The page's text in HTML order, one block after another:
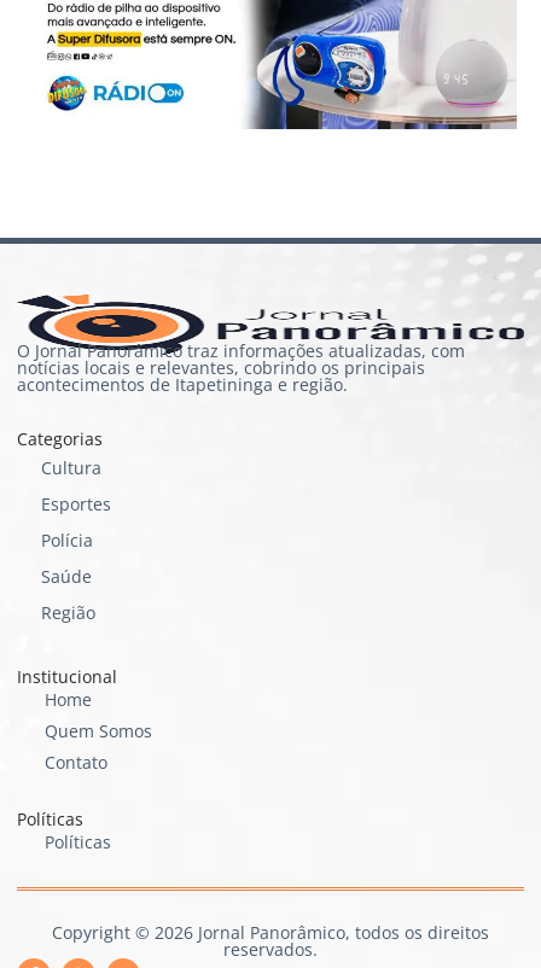
O Jornal Panorâmico traz informações atualizadas, com
notícias locais e relevantes, cobrindo os principais
acontecimentos de Itapetininga e região.
Categorias
Cultura
Esportes
Polícia
Saúde
Região
Institucional
Home
Quem Somos
Contato
Políticas
Políticas
Copyright © 2026 Jornal Panorâmico, todos os direitos
reservados.